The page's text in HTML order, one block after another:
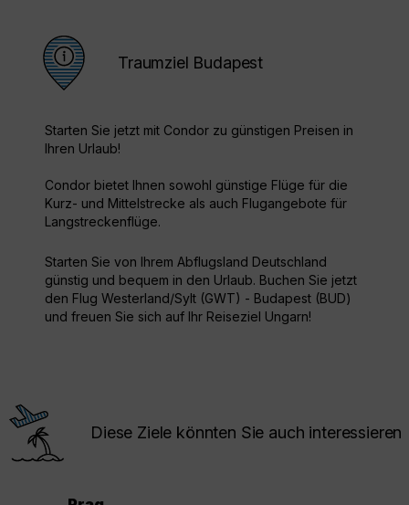
Traumziel Budapest
Starten Sie jetzt mit Condor zu günstigen Preisen in
Ihren Urlaub!
Condor bietet Ihnen sowohl günstige Flüge für die
Kurz- und Mittelstrecke als auch Flugangebote für
Langstreckenflüge.
Starten Sie von Ihrem Abflugsland Deutschland
günstig und bequem in den Urlaub. Buchen Sie jetzt
den Flug Westerland/Sylt (GWT) - Budapest (BUD)
und freuen Sie sich auf Ihr Reiseziel Ungarn!
Diese Ziele könnten Sie auch interessieren